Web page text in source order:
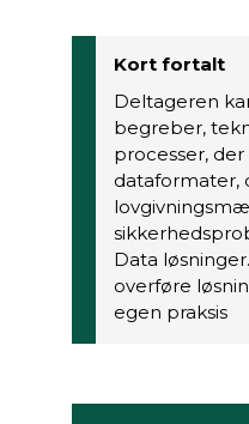
Kort fortalt
Deltageren
begreber,
processer,
dataformater,
Data
overføre
egen praksis